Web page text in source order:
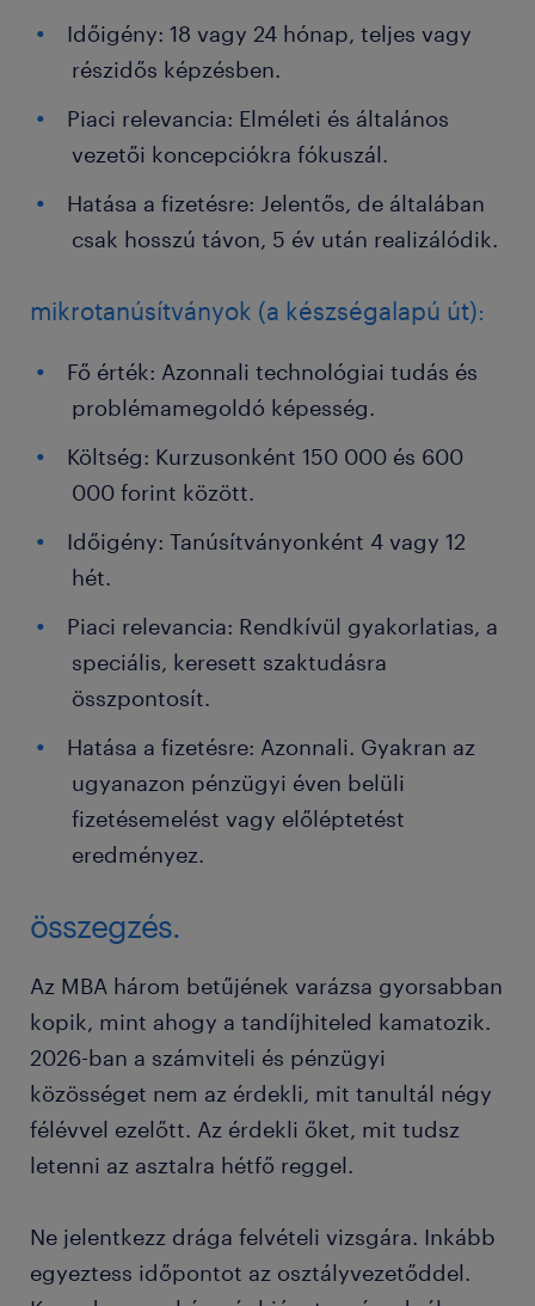
Időigény: 18 vagy 24 hónap, teljes vagy
részidős képzésben.
Piaci relevancia: Elméleti és általános
vezetői koncepciókra fókuszál.
Hatása a fizetésre: Jelentős, de általában
csak hosszú távon, 5 év után realizálódik.
mikrotanúsítványok (a készségalapú út):
Fő érték: Azonnali technológiai tudás és
problémamegoldó képesség.
Költség: Kurzusonként 150 000 és 600
000 forint között.
Időigény: Tanúsítványonként 4 vagy 12
hét.
Piaci relevancia: Rendkívül gyakorlatias, a
speciális, keresett szaktudásra
összpontosít.
Hatása a fizetésre: Azonnali. Gyakran az
ugyanazon pénzügyi éven belüli
fizetésemelést vagy előléptetést
eredményez.
összegzés.
Az MBA három betűjének varázsa gyorsabban
kopik, mint ahogy a tandíjhiteled kamatozik.
2026-ban a számviteli és pénzügyi
közösséget nem az érdekli, mit tanultál négy
félévvel ezelőtt. Az érdekli őket, mit tudsz
letenni az asztalra hétfő reggel.
Ne jelentkezz drága felvételi vizsgára. Inkább
egyeztess időpontot az osztályvezetőddel.